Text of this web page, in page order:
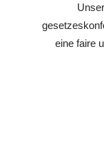
eine faire